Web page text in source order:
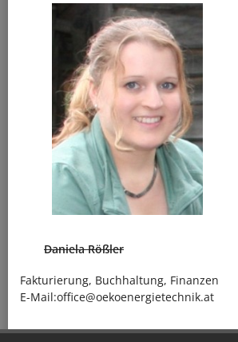
Daniela Rößler
Fakturierung, Buchhaltung, Finanzen
E-Mail:office@oekoenergietechnik.at